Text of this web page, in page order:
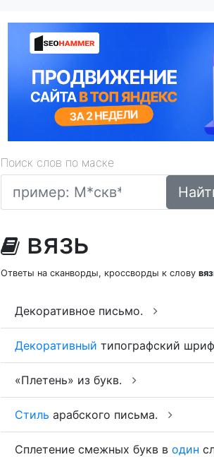
Поиск слов по маске
вязь
Ответы на сканворды, кроссворды к слову
Декоративное письмо.
Декоративный типографский
«Плетень» из букв.
Стиль арабского письма.
Сплетение смежных букв в один